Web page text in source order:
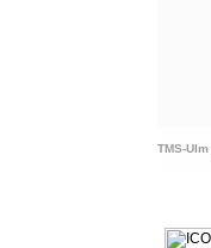
TMS-Ulm